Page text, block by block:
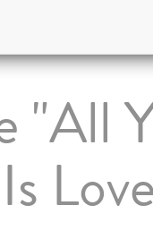
"All